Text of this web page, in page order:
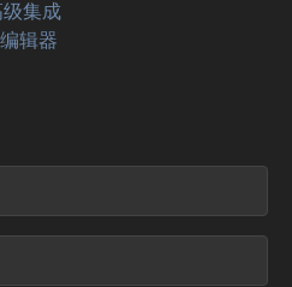
集成
辑器